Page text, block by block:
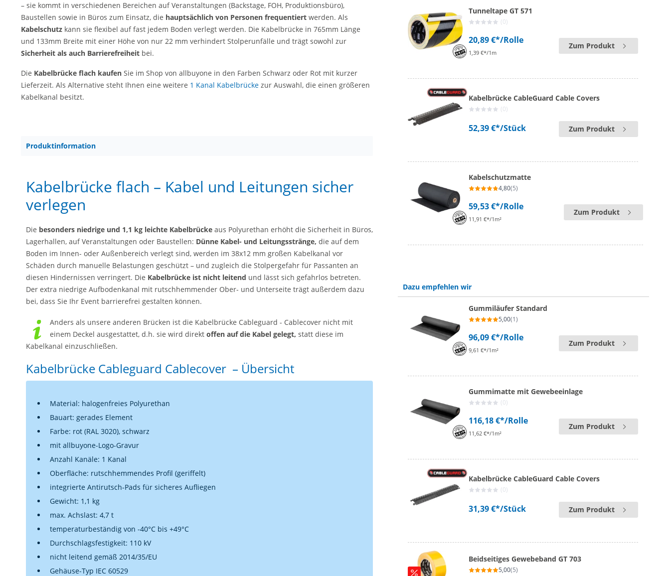
– sie kommt in verschiedenen Bereichen auf Veranstaltungen (Backstage, FOH, Produktionsbüro),
Baustellen sowie in Büros zum Einsatz, die hauptsächlich von Personen frequentiert werden. Als
Kabelschutz kann sie flexibel auf fast jedem Boden verlegt werden. Die Kabelbrücke in 765mm Länge
und 133mm Breite mit einer Höhe von nur 22 mm verhindert Stolperunfälle und trägt sowohl zur
Sicherheit als auch Barrierefreiheit bei.
Die Kabelbrücke flach kaufen Sie im Shop von allbuyone in den Farben Schwarz oder Rot mit kurzer
Lieferzeit. Als Alternative steht Ihnen eine weitere 1 Kanal Kabelbrücke zur Auswahl, die einen größeren
Kabelkanal besitzt.
Produktinformation
Kabelbrücke flach – Kabel und Leitungen sicher
verlegen
Die besonders niedrige und 1,1 kg leichte Kabelbrücke aus Polyurethan erhöht die Sicherheit in Büros,
Lagerhallen, auf Veranstaltungen oder Baustellen: Dünne Kabel- und Leitungsstränge, die auf dem
Boden im Innen- oder Außenbereich verlegt sind, werden im 38x12 mm großen Kabelkanal vor
Schäden durch manuelle Belastungen geschützt – und zugleich die Stolpergefahr für Passanten an
diesen Hindernissen verringert. Die Kabelbrücke ist nicht leitend und lässt sich gefahrlos betreten.
Der extra niedrige Aufbodenkanal mit rutschhemmender Ober- und Unterseite trägt außerdem dazu
bei, dass Sie Ihr Event barrierefrei gestalten können.
Anders als unsere anderen Brücken ist die Kabelbrücke Cableguard - Cablecover nicht mit
einem Deckel ausgestattet, d.h. sie wird direkt offen auf die Kabel gelegt, statt diese im
Kabelkanal einzuschließen.
Kabelbrücke Cableguard Cablecover – Übersicht
Material: halogenfreies Polyurethan
Bauart: gerades Element
Farbe: rot (RAL 3020), schwarz
mit allbuyone-Logo-Gravur
Anzahl Kanäle: 1 Kanal
Oberfläche: rutschhemmendes Profil (geriffelt)
integrierte Antirutsch-Pads für sicheres Aufliegen
Gewicht: 1,1 kg
max. Achslast: 4,7 t
temperaturbeständig von -40°C bis +49°C
Durchschlagsfestigkeit: 110 kV
nicht leitend gemäß 2014/35/EU
Gehäuse-Typ IEC 60529
Tunneltape GT 571
(0)
20,89 €*/Rolle
1,39 €*/1m
Zum Produkt
Kabelbrücke CableGuard Cable Covers
(0)
52,39 €*/Stück Zum Produkt
Kabelschutzmatte
4,80(5)
59,53 €*/Rolle
11,91 €*/1m²
Zum Produkt
Dazu empfehlen wir
Gummiläufer Standard
5,00(1)
96,09 €*/Rolle
9,61 €*/1m²
Zum Produkt
Gummimatte mit Gewebeeinlage
(0)
116,18 €*/Rolle
11,62 €*/1m²
Zum Produkt
Kabelbrücke CableGuard Cable Covers
(0)
31,39 €*/Stück Zum Produkt
Beidseitiges Gewebeband GT 703
5,00(5)